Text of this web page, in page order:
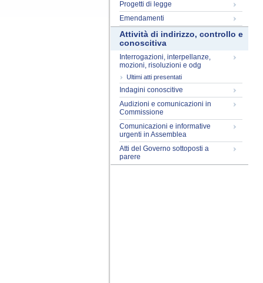
Progetti di legge
Emendamenti
Attività di indirizzo, controllo e
conoscitiva
Interrogazioni, interpellanze,
mozioni, risoluzioni e odg
Ultimi atti presentati
Indagini conoscitive
Audizioni e comunicazioni in
Commissione
Comunicazioni e informative
urgenti in Assemblea
Atti del Governo sottoposti a
parere